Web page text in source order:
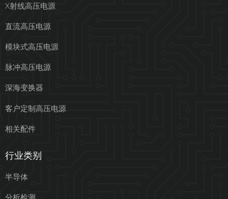
X射线高压电源
直流高压电源
模块式高压电源
脉冲高压电源
深海变换器
客户定制高压电源
相关配件
行业类别
半导体